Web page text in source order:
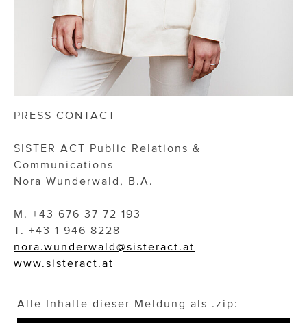
PRESS CONTACT
SISTER ACT Public Relations &
Communications
Nora Wunderwald, B.A.
M. +43 676 37 72 193
T. +43 1 946 8228
nora.wunderwald@sisteract.at
www.sisteract.at
Alle Inhalte dieser Meldung als .zip: